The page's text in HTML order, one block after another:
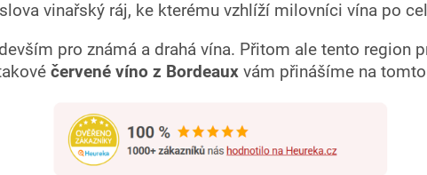
vinařský ráj, ke kterému vzhlíží milovníci vína po
pro známá a drahá vína. Přitom ale tento region
červené víno z Bordeaux vám přinášíme na